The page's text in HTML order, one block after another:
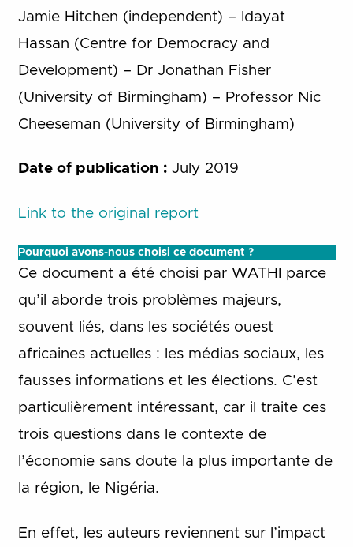
Jamie Hitchen (independent) – Idayat
Hassan (Centre for Democracy and
Development) – Dr Jonathan Fisher
(University of Birmingham) – Professor Nic
Cheeseman (University of Birmingham)
Date of publication : July 2019
Link to the original report
Pourquoi avons-nous choisi ce document ?
Ce document a été choisi par WATHI parce
qu’il aborde trois problèmes majeurs,
souvent liés, dans les sociétés ouest
africaines actuelles : les médias sociaux, les
fausses informations et les élections. C’est
particulièrement intéressant, car il traite ces
trois questions dans le contexte de
l’économie sans doute la plus importante de
la région, le Nigéria.
En effet, les auteurs reviennent sur l’impact